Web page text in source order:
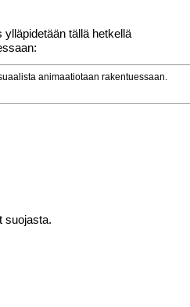
tällä hetkellä
animaatiotaan rakentuessaan.
suojasta.